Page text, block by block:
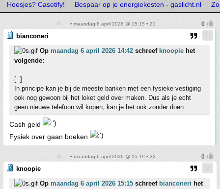
Hoesjes? Casetify! Bespaar op je energiekosten - gaslicht.nl
• maandag 6 april 2026 @ 15:15 • 21
bianconeri
Op maandag 6 april 2026 14:42 schreef knoopie het
volgende:
[..]
In principe kan je bij de meeste banken met een fysieke vestiging
ook nog gewoon bij het loket geld over maken. Dus als je echt
geen nieuwe telefoon wil kopen, kan je het ook zonder doen.
Cash geld
Fysiek over gaan boeken
• maandag 6 april 2026 @ 15:19 • 22
knoopie
Op maandag 6 april 2026 15:15 schreef bianconeri het